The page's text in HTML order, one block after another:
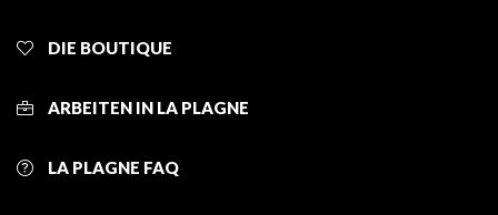
DIE BOUTIQUE
ARBEITEN IN LA PLAGNE
LA PLAGNE FAQ